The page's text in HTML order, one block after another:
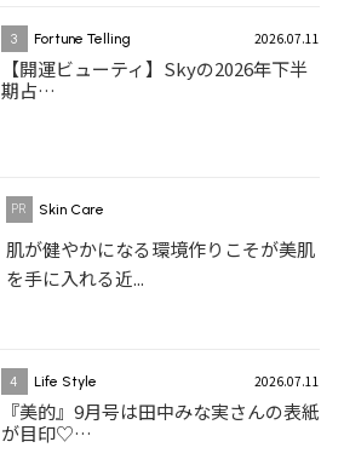
3 Fortune Telling 2026.07.11
【開運ビューティ】Skyの2026年下半
期占…
Skin Care
肌が健やかになる環境作りこそが美肌
を手に入れる近...
4 Life Style 2026.07.11
『美的』9月号は田中みな実さんの表紙
が目印♡…